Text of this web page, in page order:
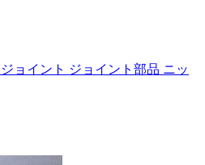
ョイント ジョイント部品 ニッ